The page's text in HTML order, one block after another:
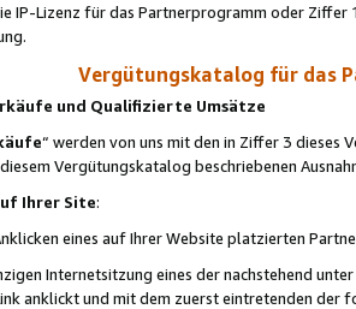
IP-Lizenz für das Partnerprogramm oder
Vergütungskatalog für das
und Qualifizierte Umsätze
“ werden von uns mit den in Ziffer 3
Vergütungskatalog beschriebenen
Ihrer Site:
eines auf Ihrer Website platzierten
Internetsitzung eines der nachstehend
anklickt und mit dem zuerst eintretenden der